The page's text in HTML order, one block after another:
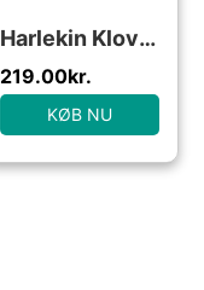
Harlekin Klovn Børnekostume
219.00kr.
KØB NU